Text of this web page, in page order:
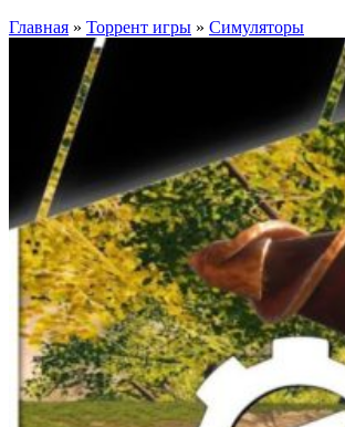
Главная » Торрент игры » Симуляторы